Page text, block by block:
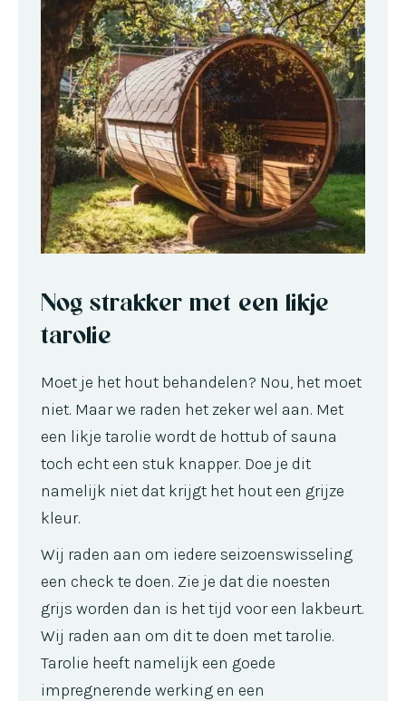
Nog strakker met een likje
tarolie
Moet je het hout behandelen? Nou, het moet
niet. Maar we raden het zeker wel aan. Met
een likje tarolie wordt de hottub of sauna
toch echt een stuk knapper. Doe je dit
namelijk niet dat krijgt het hout een grijze
kleur.
Wij raden aan om iedere seizoenswisseling
een check te doen. Zie je dat die noesten
grijs worden dan is het tijd voor een lakbeurt.
Wij raden aan om dit te doen met tarolie.
Tarolie heeft namelijk een goede
impregnerende werking en een